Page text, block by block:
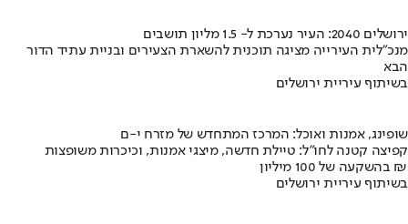
ירושלים 2040: העיר נערכת ל- 1.5 מליון תושבים
מנכ"לית העירייה מציגה תוכנית להשארת הצעירים ובניית עתיד הדור
הבא
בשיתוף עיריית ירושלים
שופינג, אמנות ואוכל: המרכז המתחדש של מזרח י-ם
קפיצה קטנה לחו"ל: טיילת חדשה, מיצגי אמנות, וכיכרות משופצות
בהשקעה של 100 מיליון ₪
בשיתוף עיריית ירושלים